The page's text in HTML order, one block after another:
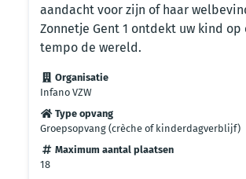
aandacht voor zijn of haar
Zonnetje Gent 1 ontdekt uw kind op
tempo de wereld.
Organisatie
Infano VZW
Type opvang
Groepsopvang (crèche of kinderdagverblijf)
Maximum aantal plaatsen
18